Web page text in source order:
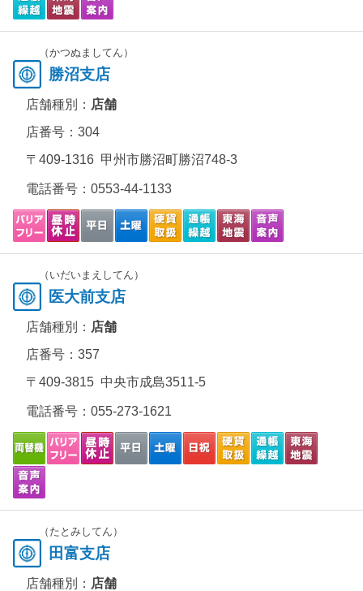
（かつぬましてん）
勝沼支店
店舗種別： 店舗
店番号：304
〒409-1316 甲州市勝沼町勝沼748-3
電話番号： 0553-44-1133
（いだいまえしてん）
医大前支店
店舗種別： 店舗
店番号：357
〒409-3815 中央市成島3511-5
電話番号： 055-273-1621
（たとみしてん）
田富支店
店舗種別： 店舗